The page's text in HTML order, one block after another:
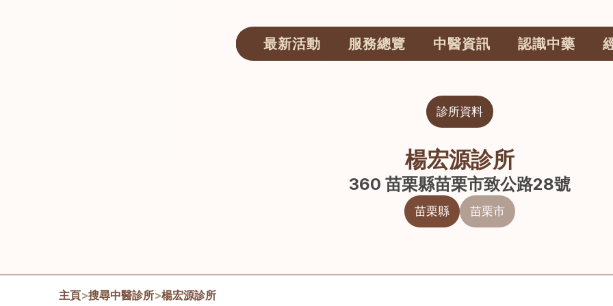
最新活動 服務總覽 中醫資訊 認識中藥
診所資料
楊宏源診所
360 苗栗縣苗栗市致公路28號
苗栗縣 苗栗市
主頁>搜尋中醫診所>楊宏源診所